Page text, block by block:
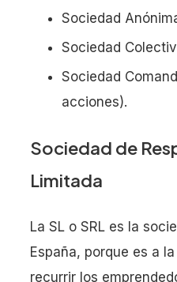
Sociedad
Sociedad
Sociedad
acciones).
Sociedad de
Limitada
La SL o SRL es la
España, porque es a
recurrir los